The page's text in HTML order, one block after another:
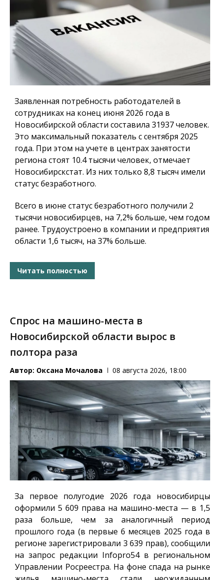
Заявленная потребность работодателей в
сотрудниках на конец июня 2026 года в
Новосибирской области составила 31937 человек.
Это максимальный показатель с сентября 2025
года. При этом на учете в центрах занятости
региона стоят 10.4 тысячи человек, отмечает
Новосибирскстат. Из них только 8,8 тысяч имели
статус безработного.
Всего в июне статус безработного получили 2
тысячи новосибирцев, на 7,2% больше, чем годом
ранее. Трудоустроено в компании и предприятия
области 1,6 тысяч, на 37% больше.
Читать полностью
Спрос на машино-места в
Новосибирской области вырос в
полтора раза
Автор: Оксана Мочалова 08 августа 2026, 18:00
За первое полугодие 2026 года новосибирцы
оформили 5 609 права на машино-места — в 1,5
раза больше, чем за аналогичный период
прошлого года (в первые 6 месяцев 2025 года в
регионе зарегистрировали 3 639 прав), сообщили
на запрос редакции Infopro54в региональном
Управлении Росреестра. На фоне спада на рынке